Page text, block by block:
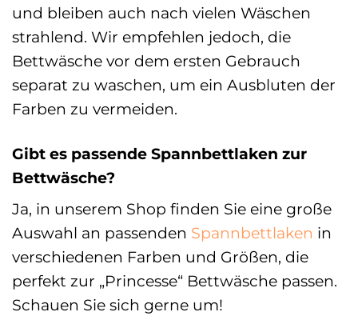
und bleiben auch nach vielen Wäschen
strahlend. Wir empfehlen jedoch, die
Bettwäsche vor dem ersten Gebrauch
separat zu waschen, um ein Ausbluten der
Farben zu vermeiden.
Gibt es passende Spannbettlaken zur
Bettwäsche?
Ja, in unserem Shop finden Sie eine große
Auswahl an passenden Spannbettlaken in
verschiedenen Farben und Größen, die
perfekt zur „Princesse“ Bettwäsche passen.
Schauen Sie sich gerne um!